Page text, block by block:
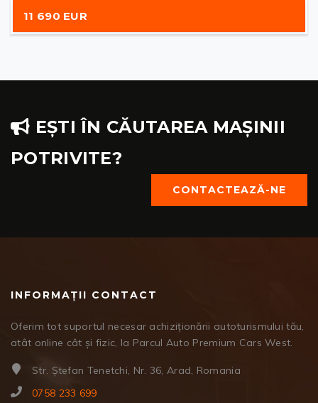
11 690 EUR
EȘTI ÎN CĂUTAREA MAȘINII
POTRIVITE?
CONTACTEAZĂ-NE
INFORMAȚII CONTACT
Oferim tot suportul necesar achiziționării autoturismului tău,
atât online cât și fizic, la Parcul Auto Premium Cars West.
Str. Ștefan Tenetchi, Nr. 36, Arad, Romania
0758 233 699